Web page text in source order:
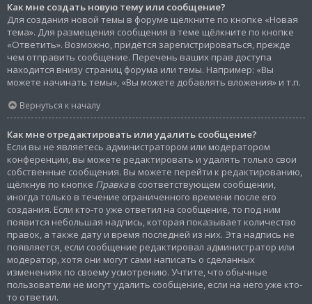
Как мне создать новую тему или сообщение?
Для создания новой темы в форуме щёлкните по кнопке «Новая
тема». Для размещения сообщения в теме щёлкните по кнопке
«Ответить». Возможно, придётся зарегистрироваться, прежде
чем отправить сообщение. Перечень ваших прав доступа
находится внизу страниц форума или темы. Например: «Вы
можете начинать темы», «Вы можете добавлять вложения» и т.п.
Вернуться к началу
Как мне отредактировать или удалить сообщение?
Если вы не являетесь администратором или модератором
конференции, вы можете редактировать и удалять только свои
собственные сообщения. Вы можете перейти к редактированию,
щёлкнув по кнопке Правкав соответствующем сообщении,
иногда только в течение ограниченного времени после его
создания. Если кто-то уже ответил на сообщение, то под ним
появится небольшая надпись, которая показывает количество
правок, а также дату и время последней из них. Эта надпись не
появляется, если сообщение редактировал администратор или
модератор, хотя они могут сами написать о сделанных
изменениях по своему усмотрению. Учтите, что обычные
пользователи не могут удалить сообщение, если на него уже кто-
то ответил.